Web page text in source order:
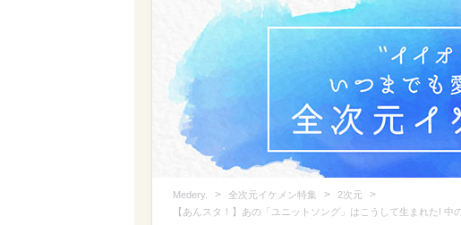
Medery. > 全次元イケメン特集 > 2次元 >
【あんスタ！】あの「ユニットソング」はこうして生まれた! 中